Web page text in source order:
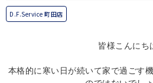
D.F.Service 町田店
皆様こんにち
本格的に寒い日が続いて家で過ごす